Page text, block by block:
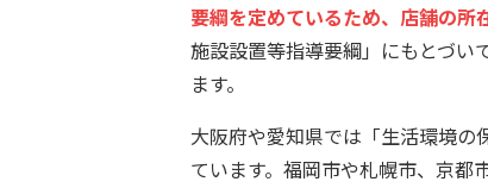
要綱を定めているため、店舗の所
施設設置等指導要綱」にもとづい
ます。
大阪府や愛知県では「生活環境
ています。福岡市や札幌市、京都